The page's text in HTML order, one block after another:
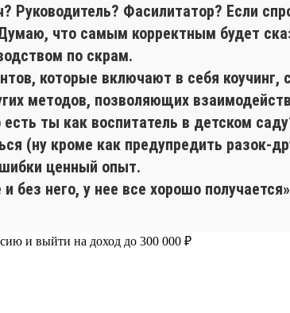
Руководитель? Фасилитатор? Если
что самым корректным будет
по скрам.
которые включают в себя коучинг,
методов, позволяющих
ты как воспитатель в детском
(ну кроме как предупредить разок-
ценный опыт.
него, у нее все хорошо